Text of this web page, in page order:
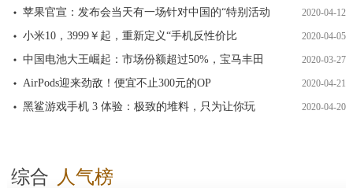
苹果官宣：发布会当天有一场针对中国的“特别活动 2020-04-12
小米10，3999￥起，重新定义“手机反性价比 2020-04-05
中国电池大王崛起：市场份额超过50%，宝马丰田 2020-03-27
AirPods迎来劲敌！便宜不止300元的OP 2020-04-21
黑鲨游戏手机 3 体验：极致的堆料，只为让你玩 2020-04-20
综合 人气榜